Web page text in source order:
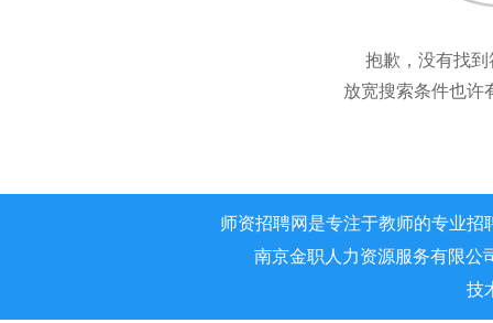
抱歉，没有找
放宽搜索条件也许
师资招聘网是专注于教师的专业
南京金职人力资源服务有限公
技